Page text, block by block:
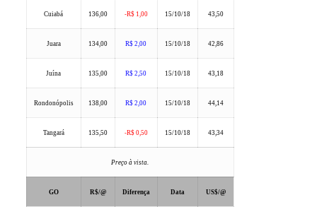
Cuiabá 136,00 -R$ 1,00 15/10/18 43,50
Juara 134,00 R$ 2,00 15/10/18 42,86
Juína 135,00 R$ 2,50 15/10/18 43,18
Rondonópolis 138,00 R$ 2,00 15/10/18 44,14
Tangará 135,50 -R$ 0,50 15/10/18 43,34
Preço à vista.
GO R$/@ Diferença Data US$/@